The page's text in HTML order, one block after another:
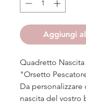
Aggiungi
Quadretto
"Orsetto
Da personalizzare
nascita del vostro